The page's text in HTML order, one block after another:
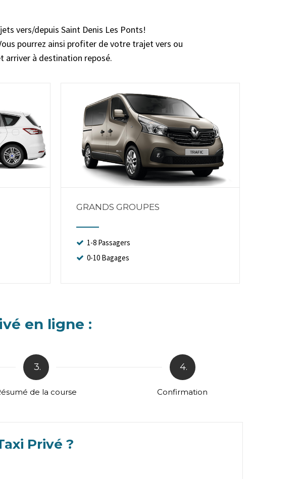
vers/depuis Saint Denis Les Ponts!
pourrez ainsi profiter de votre trajet vers ou
arriver à destination reposé.
GRANDS GROUPES
1-8 Passagers
0-10 Bagages
en ligne :
3.
de la course
4.
Confirmation
Privé ?